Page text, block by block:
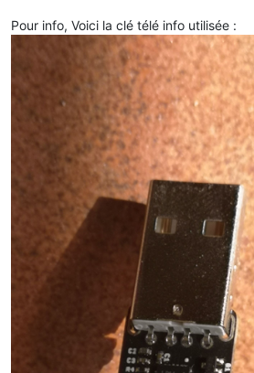
Pour info, Voici la clé télé info utilisée :